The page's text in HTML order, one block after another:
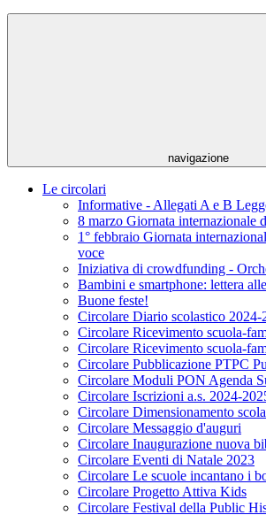
navigazione
Le circolari
Informative - Allegati A e B
8 marzo Giornata internazionale
1° febbraio Giornata
voce
Iniziativa di crowdfunding -
Bambini e smartphone: lettera
Buone feste!
Circolare Diario scolastico 2024-
Circolare Ricevimento scuola-
Circolare Ricevimento scuola-
Circolare Pubblicazione PTPC
Circolare Moduli PON Agenda
Circolare Iscrizioni a.s. 2024-
Circolare Dimensionamento
Circolare Messaggio d'auguri
Circolare Inaugurazione nuova
Circolare Eventi di Natale 2023
Circolare Le scuole incantano i
Circolare Progetto Attiva Kids
Circolare Festival della Public